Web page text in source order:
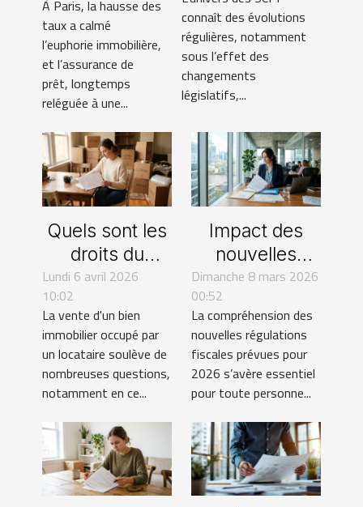
bouleverse
les habitudes
d’achat
immobilier
À Paris, la hausse des
taux a calmé
l’euphorie immobilière,
et l’assurance de
prêt, longtemps
reléguée à une...
l'investissement
en SCPI ?
connaît des évolutions
régulières, notamment
sous l’effet des
changements
législatifs,...
Quels sont les
droits du
locataire lors
d'une vente
immobilière en
2026 ?
Lundi 6 avril 2026
10:02
La vente d'un bien
immobilier occupé par
un locataire soulève de
nombreuses questions,
notamment en ce...
Impact des
nouvelles
régulations
fiscales sur les
transactions
immobilières
en 2026
Dimanche 8 mars 2026
00:52
La compréhension des
nouvelles régulations
fiscales prévues pour
2026 s’avère essentiel
pour toute personne...